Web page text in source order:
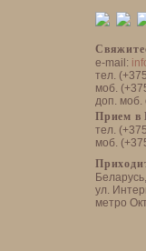
e-mail:
тел.
моб.
доп. моб.
Прием в
тел.
моб.
ул.
метро